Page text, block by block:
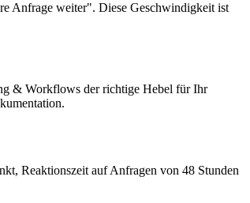
Anfrage weiter". Diese Geschwindigkeit ist
& Workflows der richtige Hebel für Ihr
Reaktionszeit auf Anfragen von 48 Stunden